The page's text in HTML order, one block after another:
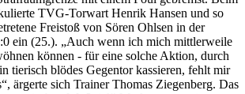
TVG-Torwart Henrik Hansen und so
Freistoß von Sören Ohlsen in der
ein (25.). „Auch wenn ich mich mittlerweile
können - für eine solche Aktion, durch
tierisch blödes Gegentor kassieren, fehlt mir
ärgerte sich Trainer Thomas Ziegenberg. Das